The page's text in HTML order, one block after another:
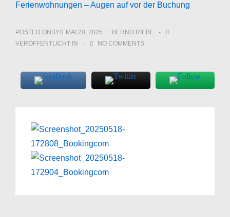
Ferienwohnungen – Augen auf vor der Buchung
POSTED ONBY MAI 20, 2025
BERND RIEBE
VERÖFFENTLICHT IN
NO COMMENTS